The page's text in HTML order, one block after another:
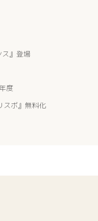
』登場
度
スボ』無料化